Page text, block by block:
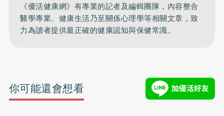
《優活健康網》有專業的記者及編輯團隊，內容整合
醫學專業、健康生活乃至關係心理學等相關文章，致
力為讀者提供最正確的健康認知與保健常識。
你可能還會想看